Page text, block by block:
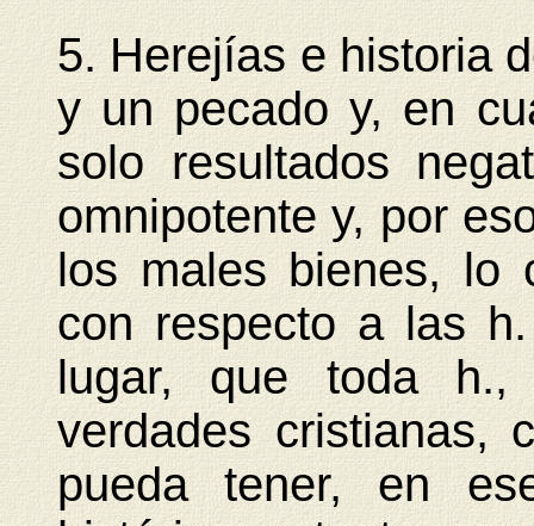
5. Herejías e historia
y un pecado y, en
solo resultados
omnipotente y, por
los males bienes, lo
con respecto a las
lugar, que toda h.,
verdades cristianas,
pueda tener, en